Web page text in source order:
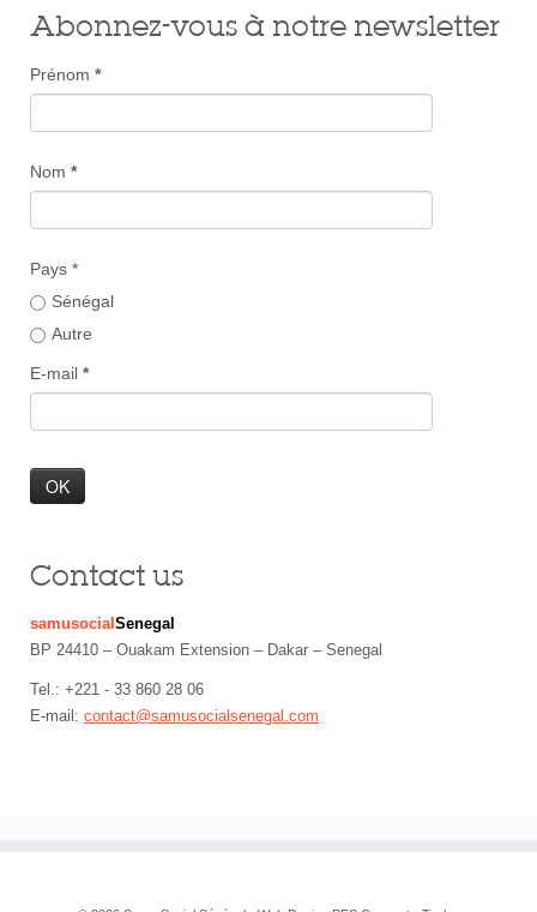
Abonnez-vous à notre newsletter
Prénom *
Nom *
Pays *
Sénégal
Autre
E-mail *
Contact us
samusocial Senegal
BP 24410 – Ouakam Extension – Dakar – Senegal
Tel.: +221 - 33 860 28 06
E-mail: contact@samusocialsenegal.com